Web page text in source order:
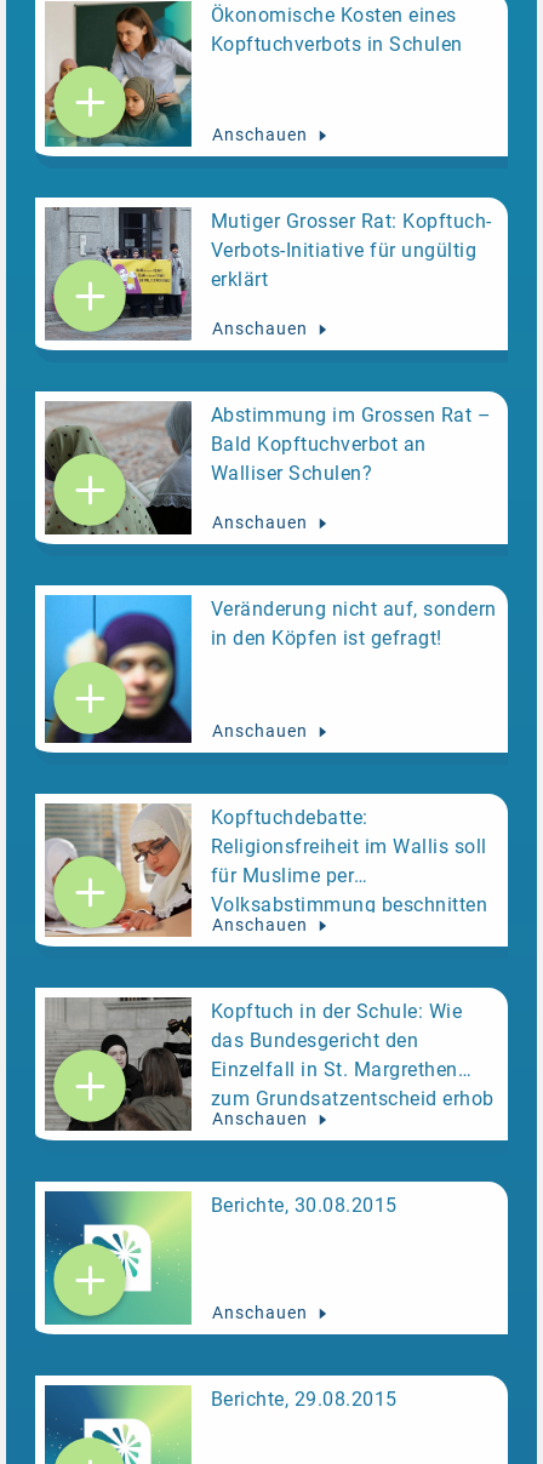
Ökonomische Kosten eines
Kopftuchverbots in Schulen
Anschauen
Mutiger Grosser Rat: Kopftuch-
Verbots-Initiative für ungültig
erklärt
Anschauen
Abstimmung im Grossen Rat –
Bald Kopftuchverbot an
Walliser Schulen?
Anschauen
Veränderung nicht auf, sondern
in den Köpfen ist gefragt!
Anschauen
Kopftuchdebatte:
Religionsfreiheit im Wallis soll
für Muslime per
Volksabstimmung beschnitten
werden
Anschauen
Kopftuch in der Schule: Wie
das Bundesgericht den
Einzelfall in St. Margrethen
zum Grundsatzentscheid erhob
Anschauen
Berichte, 30.08.2015
Anschauen
Berichte, 29.08.2015